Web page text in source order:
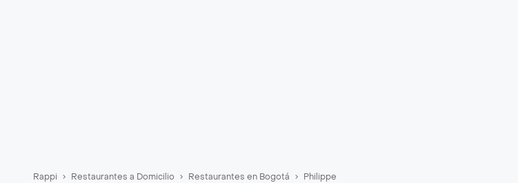
Rappi Restaurantes a Domicilio Restaurantes en Bogotá Philippe